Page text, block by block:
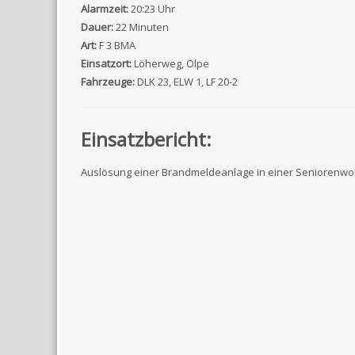
Alarmzeit:20:23 Uhr
Dauer:22 Minuten
Art:F 3 BMA
Einsatzort:Löherweg, Olpe
Fahrzeuge:DLK 23, ELW 1, LF 20-2
Einsatzbericht:
Auslösung einer Brandmeldeanlage in einer